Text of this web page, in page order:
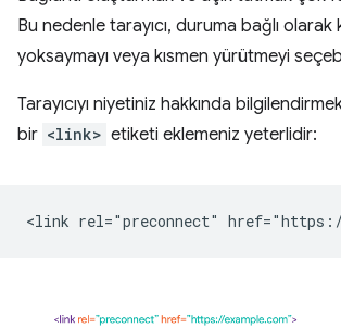
Bu nedenle tarayıcı, duruma bağlı olarak
yoksaymayı veya kısmen yürütmeyi
Tarayıcıyı niyetiniz hakkında
bir <link> etiketi eklemeniz yeterlidir: